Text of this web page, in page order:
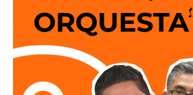
El presidente de la Comisión
artículo 60 de laLey de Educación
que se utilizará el avance de las